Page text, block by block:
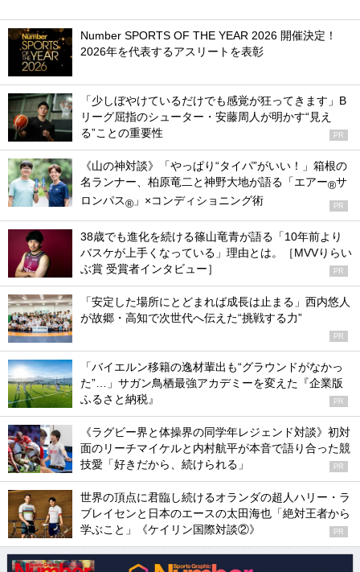
Number SPORTS OF THE YEAR 2026 開催決定！
2026年を代表するアスリートを表彰
「少しぼやけているだけでも感覚が狂ってきます」B
リーグ屈指のシューター・安藤周人が明かす“見え
る”ことの重要性
PR
《山の神対談》「やっぱり“タイパ”がいい！」箱根の
名ランナー、柏原竜二と神野大地が語る「エアー®サ
ロンパス® 」×コンディショニング術 PR
38歳でも進化を続ける篠山竜青が語る「10年前より
バスケが上手くなっている」理由とは。［MVVりらい
ぶ賞 受賞者インタビュー］
PR
「安定した場所にとどまれば成長は止まる」西内悠人
が故郷・高知で次世代へ伝えた“挑戦する力”
PR
「バイエルン移籍の逸材輩出も“グラウンドがなかっ
た”…」サガン鳥栖最強アカデミーを変えた『企業版
ふるさと納税』
PR
《ラグビー界と体操界の同学年レジェンド対談》初対
面のリーチマイケルと内村航平が本音で語り合った競
技愛「好きだから、続けられる」
PR
世界の頂点に君臨し続けるオランダの超人ハリー・ラ
ブレイセンと日本のエースの太田海也「絶対王者から
学ぶこと」《ケイリン国際対談②》
PR